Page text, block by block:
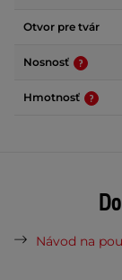
Otvor pre tvár
Nosnosť
Hmotnosť
Návod na